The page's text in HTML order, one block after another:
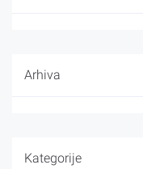
Arhiva
Kategorije